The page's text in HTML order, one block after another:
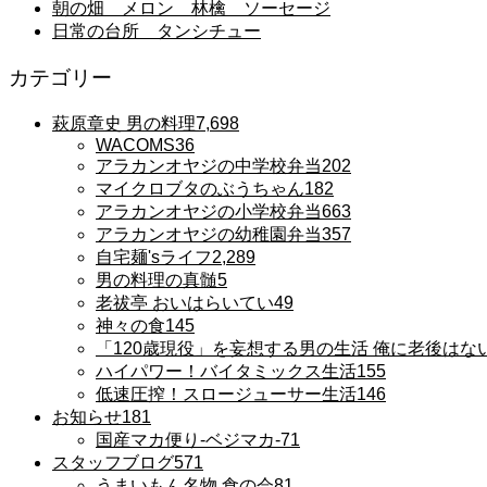
朝の畑 メロン 林檎 ソーセージ
日常の台所 タンシチュー
カテゴリー
萩原章史 男の料理7,698
WACOMS36
アラカンオヤジの中学校弁当202
マイクロブタのぶうちゃん182
アラカンオヤジの小学校弁当663
アラカンオヤジの幼稚園弁当357
自宅麺'sライフ2,289
男の料理の真髄5
老祓亭 おいはらいてい49
神々の食145
「120歳現役」を妄想する男の生活 俺に老後はな
ハイパワー！バイタミックス生活155
低速圧搾！スロージューサー生活146
お知らせ181
国産マカ便り-ベジマカ-71
スタッフブログ571